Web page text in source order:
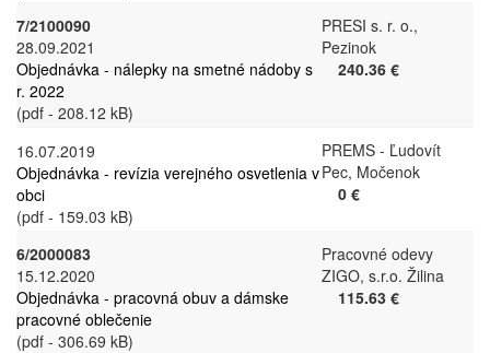
7/2100090
28.09.2021
Objednávka - nálepky na smetné nádoby s
r. 2022
(pdf - 208.12 kB)
PRESI s. r. o.,
Pezinok
240.36 €
16.07.2019
Objednávka - revízia verejného osvetlenia v
obci
(pdf - 159.03 kB)
PREMS - Ľudovít
Pec, Močenok
0 €
6/2000083
15.12.2020
Objednávka - pracovná obuv a dámske
pracovné oblečenie
(pdf - 306.69 kB)
Pracovné odevy
ZIGO, s.r.o. Žilina
115.63 €